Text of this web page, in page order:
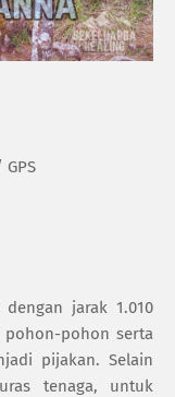
jarak 1.010
pohon serta
pijakan. Selain
tenaga, untuk